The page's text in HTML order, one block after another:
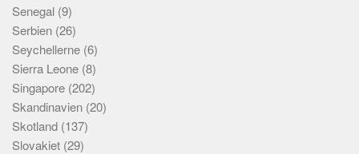
Senegal (9)
Serbien (26)
Seychellerne (6)
Sierra Leone (8)
Singapore (202)
Skandinavien (20)
Skotland (137)
Slovakiet (29)